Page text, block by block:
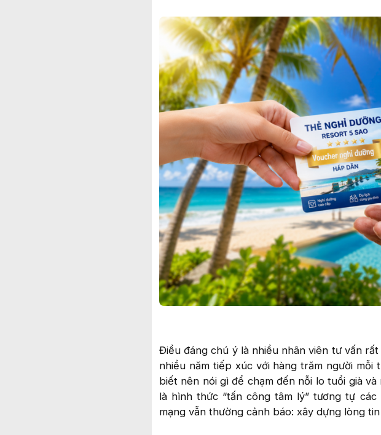
Điều đáng chú ý là nhiều nhân viên tư vấn
nhiều năm tiếp xúc với hàng trăm người
biết nên nói gì để chạm đến nỗi lo tuổi già
là hình thức “tấn công tâm lý” tương tự
mạng vẫn thường cảnh báo: xây dựng lòng